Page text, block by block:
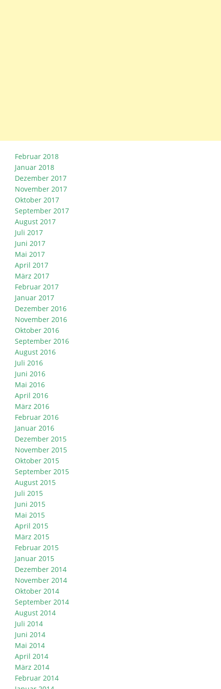
Februar 2018
Januar 2018
Dezember 2017
November 2017
Oktober 2017
September 2017
August 2017
Juli 2017
Juni 2017
Mai 2017
April 2017
März 2017
Februar 2017
Januar 2017
Dezember 2016
November 2016
Oktober 2016
September 2016
August 2016
Juli 2016
Juni 2016
Mai 2016
April 2016
März 2016
Februar 2016
Januar 2016
Dezember 2015
November 2015
Oktober 2015
September 2015
August 2015
Juli 2015
Juni 2015
Mai 2015
April 2015
März 2015
Februar 2015
Januar 2015
Dezember 2014
November 2014
Oktober 2014
September 2014
August 2014
Juli 2014
Juni 2014
Mai 2014
April 2014
März 2014
Februar 2014